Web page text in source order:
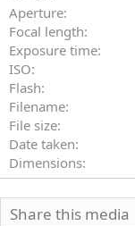
Aperture
Focal length
Exposure time
ISO
Flash
Filename
File size
Date taken
Dimensions
Share this media